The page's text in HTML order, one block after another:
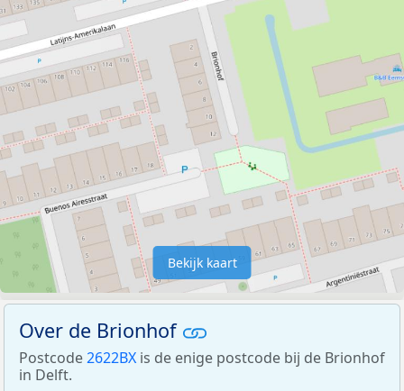
Bekijk kaart
Over de Brionhof
Postcode2622BX is de enige postcode bij de Brionhof
in Delft.